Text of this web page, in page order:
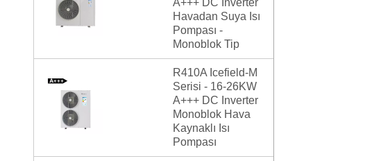
A+++ DC Inverter
Havadan Suya Isı
Pompası -
Monoblok Tip
R410A Icefield-M
Serisi - 16-26KW
A+++ DC Inverter
Monoblok Hava
Kaynaklı Isı
Pompası